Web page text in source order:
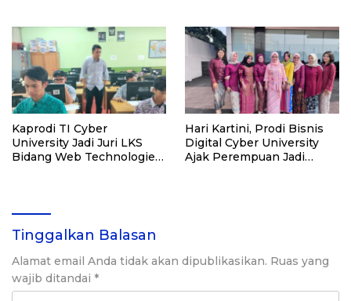
Kaprodi TI Cyber
University Jadi Juri LKS
Bidang Web Technologies
Hari Kartini, Prodi Bisnis
Digital Cyber University
Ajak Perempuan Jadi
Tinggalkan Balasan
Alamat email Anda tidak akan dipublikasikan. Ruas yang
wajib ditandai *